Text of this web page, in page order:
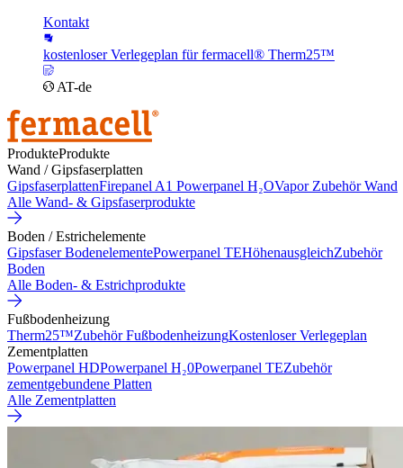
Kontakt
kostenloser Verlegeplan für fermacell® Therm25™
AT-de
ProdukteProdukte
Wand / Gipsfaserplatten
GipsfaserplattenFirepanel A1 Powerpanel H₂OVapor Zubehör Wand
Alle Wand- & Gipsfaserprodukte
Boden / Estrichelemente
Gipsfaser BodenelementePowerpanel TEHöhenausgleichZubehör
Boden
Alle Boden- & Estrichprodukte
Fußbodenheizung
Therm25™Zubehör FußbodenheizungKostenloser Verlegeplan
Zementplatten
Powerpanel HDPowerpanel H₂0Powerpanel TEZubehör
zementgebundene Platten
Alle Zementplatten